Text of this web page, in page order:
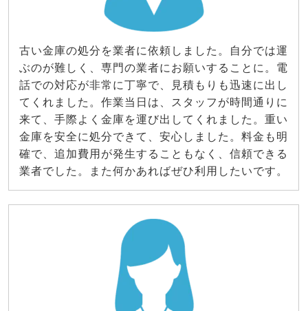
古い金庫の処分を業者に依頼しました。自分では運
ぶのが難しく、専門の業者にお願いすることに。電
話での対応が非常に丁寧で、見積もりも迅速に出し
てくれました。作業当日は、スタッフが時間通りに
来て、手際よく金庫を運び出してくれました。重い
金庫を安全に処分できて、安心しました。料金も明
確で、追加費用が発生することもなく、信頼できる
業者でした。また何かあればぜひ利用したいです。